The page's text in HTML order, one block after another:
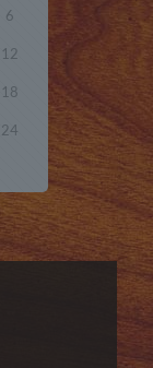
6
12
18
24